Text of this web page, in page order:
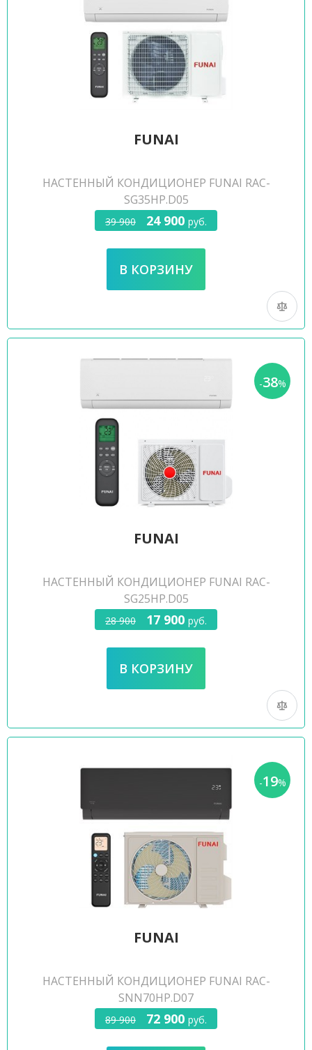
FUNAI
НАСТЕННЫЙ КОНДИЦИОНЕР FUNAI RAC-
SG35HP.D05
39 900 24 900 руб.
-38%
FUNAI
НАСТЕННЫЙ КОНДИЦИОНЕР FUNAI RAC-
SG25HP.D05
28 900 17 900 руб.
-19%
FUNAI
НАСТЕННЫЙ КОНДИЦИОНЕР FUNAI RAC-
SNN70HP.D07
89 900 72 900 руб.